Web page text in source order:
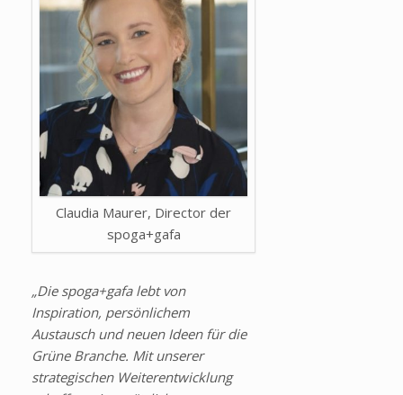
Claudia Maurer, Director der
spoga+gafa
„Die spoga+gafa lebt von
Inspiration, persönlichem
Austausch und neuen Ideen für die
Grüne Branche. Mit unserer
strategischen Weiterentwicklung